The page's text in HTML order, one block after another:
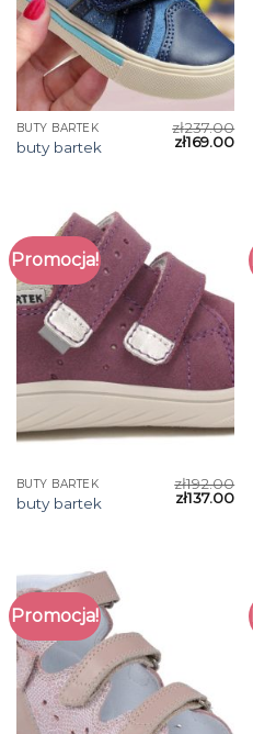
BUTY BARTEK
buty bartek
zł237.00
zł169.00
Promocja!
BUTY BARTEK
buty bartek
zł192.00
zł137.00
Promocja!